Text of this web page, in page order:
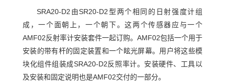
SRA20-D2由SR20-D2型两个相同的日射强度计组
成，一个面朝上，一个朝下。这两个传感器应与一个
AMF02反射率计安装套件一起订购。AMF02包括一个用于
安装的带有杆的固定装置和一个眩光屏幕。用户将这些模
块化组件组装成SRA20-D2反照率计。安装硬件、工具以
及安装和固定说明也是AMF02交付的一部分。